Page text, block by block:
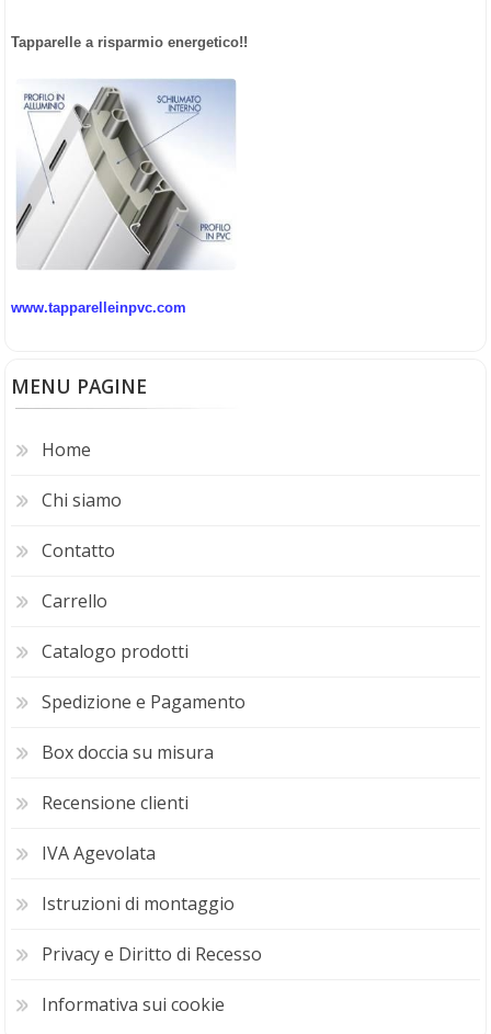
Tapparelle a risparmio energetico!!
www.tapparelleinpvc.com
MENU PAGINE
Home
Chi siamo
Contatto
Carrello
Catalogo prodotti
Spedizione e Pagamento
Box doccia su misura
Recensione clienti
IVA Agevolata
Istruzioni di montaggio
Privacy e Diritto di Recesso
Informativa sui cookie